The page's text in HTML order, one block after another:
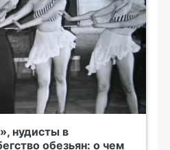
нудисты в
обезьян: о чем